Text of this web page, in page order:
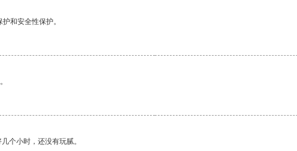
和安全性保护。
个小时，还没有玩腻。